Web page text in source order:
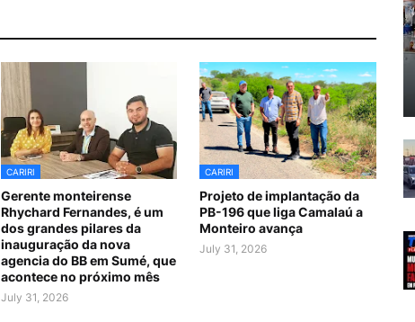
CARIRI
Gerente monteirense
Rhychard Fernandes, é um
dos grandes pilares da
inauguração da nova
agencia do BB em Sumé, que
acontece no próximo mês
July 31, 2026
CARIRI
Projeto de implantação da
PB-196 que liga Camalaú a
Monteiro avança
July 31, 2026